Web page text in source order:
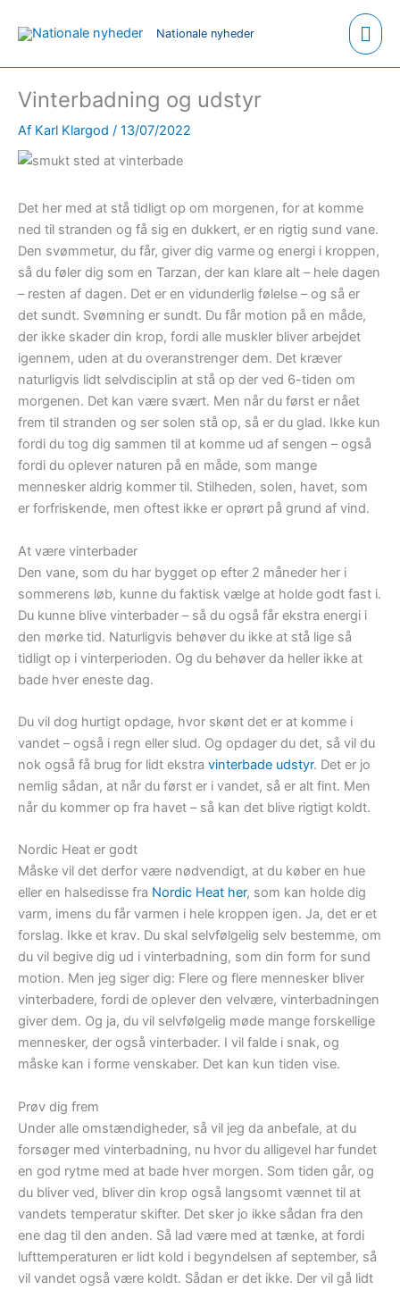
Nationale nyheder
Vinterbadning og udstyr
Af Karl Klargod / 13/07/2022
Det her med at stå tidligt op om morgenen, for at komme
ned til stranden og få sig en dukkert, er en rigtig sund vane.
Den svømmetur, du får, giver dig varme og energi i kroppen,
så du føler dig som en Tarzan, der kan klare alt – hele dagen
– resten af dagen. Det er en vidunderlig følelse – og så er
det sundt. Svømning er sundt. Du får motion på en måde,
der ikke skader din krop, fordi alle muskler bliver arbejdet
igennem, uden at du overanstrenger dem. Det kræver
naturligvis lidt selvdisciplin at stå op der ved 6-tiden om
morgenen. Det kan være svært. Men når du først er nået
frem til stranden og ser solen stå op, så er du glad. Ikke kun
fordi du tog dig sammen til at komme ud af sengen – også
fordi du oplever naturen på en måde, som mange
mennesker aldrig kommer til. Stilheden, solen, havet, som
er forfriskende, men oftest ikke er oprørt på grund af vind.
At være vinterbader
Den vane, som du har bygget op efter 2 måneder her i
sommerens løb, kunne du faktisk vælge at holde godt fast i.
Du kunne blive vinterbader – så du også får ekstra energi i
den mørke tid. Naturligvis behøver du ikke at stå lige så
tidligt op i vinterperioden. Og du behøver da heller ikke at
bade hver eneste dag.
Du vil dog hurtigt opdage, hvor skønt det er at komme i
vandet – også i regn eller slud. Og opdager du det, så vil du
nok også få brug for lidt ekstra vinterbade udstyr. Det er jo
nemlig sådan, at når du først er i vandet, så er alt fint. Men
når du kommer op fra havet – så kan det blive rigtigt koldt.
Nordic Heat er godt
Måske vil det derfor være nødvendigt, at du køber en hue
eller en halsedisse fra Nordic Heat her, som kan holde dig
varm, imens du får varmen i hele kroppen igen. Ja, det er et
forslag. Ikke et krav. Du skal selvfølgelig selv bestemme, om
du vil begive dig ud i vinterbadning, som din form for sund
motion. Men jeg siger dig: Flere og flere mennesker bliver
vinterbadere, fordi de oplever den velvære, vinterbadningen
giver dem. Og ja, du vil selvfølgelig møde mange forskellige
mennesker, der også vinterbader. I vil falde i snak, og
måske kan i forme venskaber. Det kan kun tiden vise.
Prøv dig frem
Under alle omstændigheder, så vil jeg da anbefale, at du
forsøger med vinterbadning, nu hvor du alligevel har fundet
en god rytme med at bade hver morgen. Som tiden går, og
du bliver ved, bliver din krop også langsomt vænnet til at
vandets temperatur skifter. Det sker jo ikke sådan fra den
ene dag til den anden. Så lad være med at tænke, at fordi
lufttemperaturen er lidt kold i begyndelsen af september, så
vil vandet også være koldt. Sådan er det ikke. Der vil gå lidt